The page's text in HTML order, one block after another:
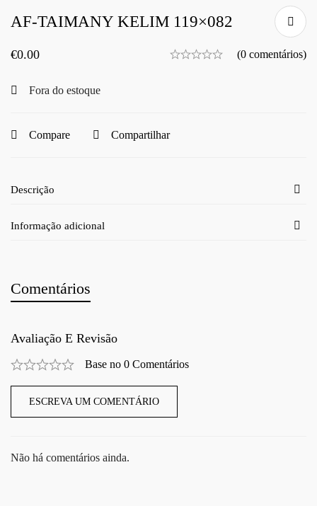
AF-TAIMANY KELIM 119×082
€0.00 (0 comentários)
Fora do estoque
Compare Compartilhar
Descrição
Informação adicional
Comentários
Avaliação E Revisão
Base no 0 Comentários
ESCREVA UM COMENTÁRIO
Não há comentários ainda.